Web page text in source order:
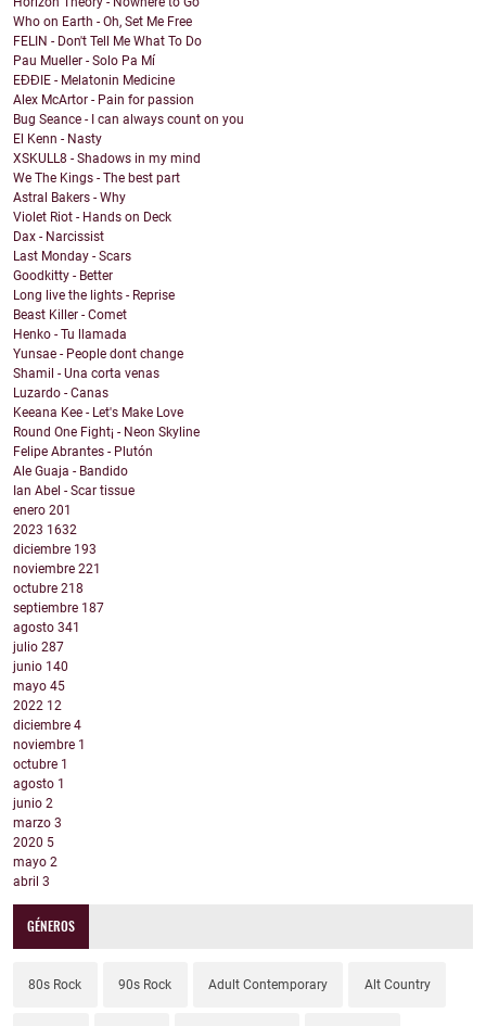
Who on Earth - Oh, Set Me Free
FELIN - Don't Tell Me What To Do
Pau Mueller - Solo Pa Mí
EĐĐIE - Melatonin Medicine
Alex McArtor - Pain for passion
Bug Seance - I can always count on you
El Kenn - Nasty
XSKULL8 - Shadows in my mind
We The Kings - The best part
Astral Bakers - Why
Violet Riot - Hands on Deck
Dax - Narcissist
Last Monday - Scars
Goodkitty - Better
Long live the lights - Reprise
Beast Killer - Comet
Henko - Tu llamada
Yunsae - People dont change
Shamil - Una corta venas
Luzardo - Canas
Keeana Kee - Let's Make Love
Round One Fight¡ - Neon Skyline
Felipe Abrantes - Plutón
Ale Guaja - Bandido
Ian Abel - Scar tissue
enero 201
2023 1632
diciembre 193
noviembre 221
octubre 218
septiembre 187
agosto 341
julio 287
junio 140
mayo 45
2022 12
diciembre 4
noviembre 1
octubre 1
agosto 1
junio 2
marzo 3
2020 5
mayo 2
abril 3
GÉNEROS
80s Rock 90s Rock Adult Contemporary Alt Country